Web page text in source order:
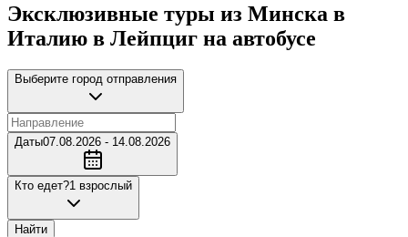
Эксклюзивные туры из Минска в
Италию в Лейпциг на автобусе
Выберите город отправления
Даты07.08.2026 - 14.08.2026
Кто едет?1 взрослый
Найти